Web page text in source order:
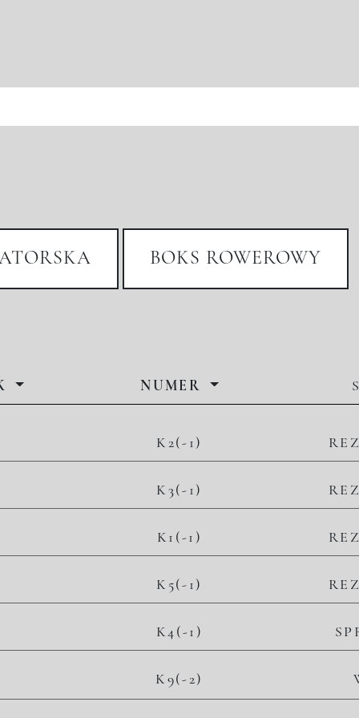
BOKS ROWEROWY
NUMER
K2(-1)
K3(-1)
K1(-1)
K5(-1)
K4(-1)
K9(-2)
– zł/m2
– zł